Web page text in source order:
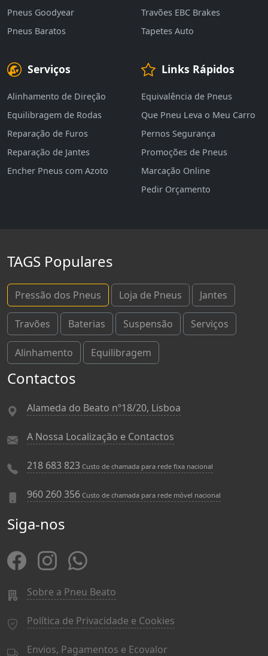
Pneus Goodyear
Pneus Baratos
Travões EBC Brakes
Tapetes Auto
Serviços
Alinhamento de Direção
Equilibragem de Rodas
Reparação de Furos
Reparação de Jantes
Encher Pneus com Azoto
Links Rápidos
Equivalência de Pneus
Que Pneu Leva o Meu Carro
Pernos Segurança
Promoções de Pneus
Marcação Online
Pedir Orçamento
TAGS Populares
Pressão dos Pneus Loja de Pneus Jantes
Travões Baterias Suspensão Serviços
Alinhamento Equilibragem
Contactos
Alameda do Beato nº18/20, Lisboa
A Nossa Localização e Contactos
218 683 823 Custo de chamada para rede fixa nacional
960 260 356 Custo de chamada para rede móvel nacional
Siga-nos
Sobre a Pneu Beato
Política de Privacidade e Cookies
Envios, Pagamentos e Ecovalor